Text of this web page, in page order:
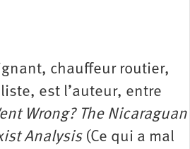
chauffeur routier,
est l’auteur, entre
Wrong? The Nicaraguan
Analysis(Ce qui a mal